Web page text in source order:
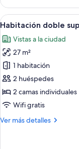
estándar
doble
Abrir
todas
las
fotos
de
Habitación
doble
superior
9
Habitación doble
Vistas a la ciudad
27 m²
1 habitación
2 huéspedes
2 camas individuales
Wifi gratis
Ver más detalles
Más